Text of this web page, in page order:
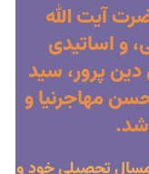
آیت الله
و اساتیدی
پرور، سید
مهاجرنیا و
شد.